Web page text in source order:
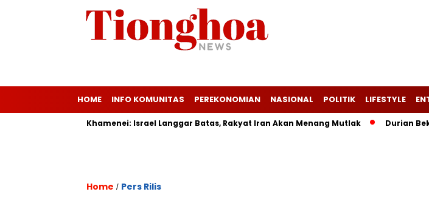
HOME INFO KOMUNITAS PEREKONOMIAN NASIONAL POLITIK LIFESTYLE
Khamenei: Israel Langgar Batas, Rakyat Iran Akan Menang Mutlak Durian Beku
Home / Pers Rilis